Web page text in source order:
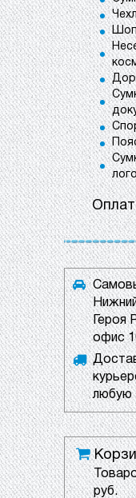
Героя
офис
любую
руб.